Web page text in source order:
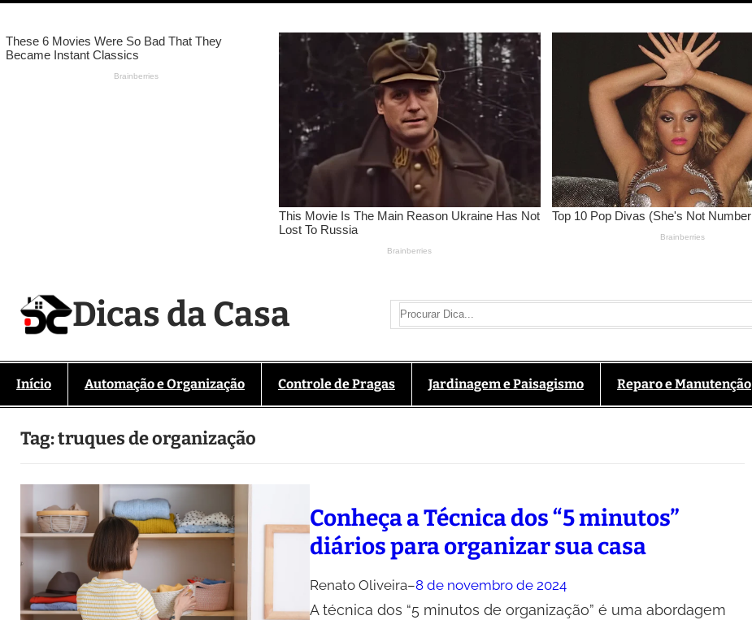
para
o
Dicas da Casa Search
Início Automação e Organização Controle de Pragas Jardinagem e Paisagismo Reparo e Manutenção
Tag:truques de organização
Conheça a Técnica dos “5 minutos”
diários para organizar sua casa
Renato Oliveira–8 de novembro de 2024
A técnica dos “5 minutos de organização” é uma abordagem